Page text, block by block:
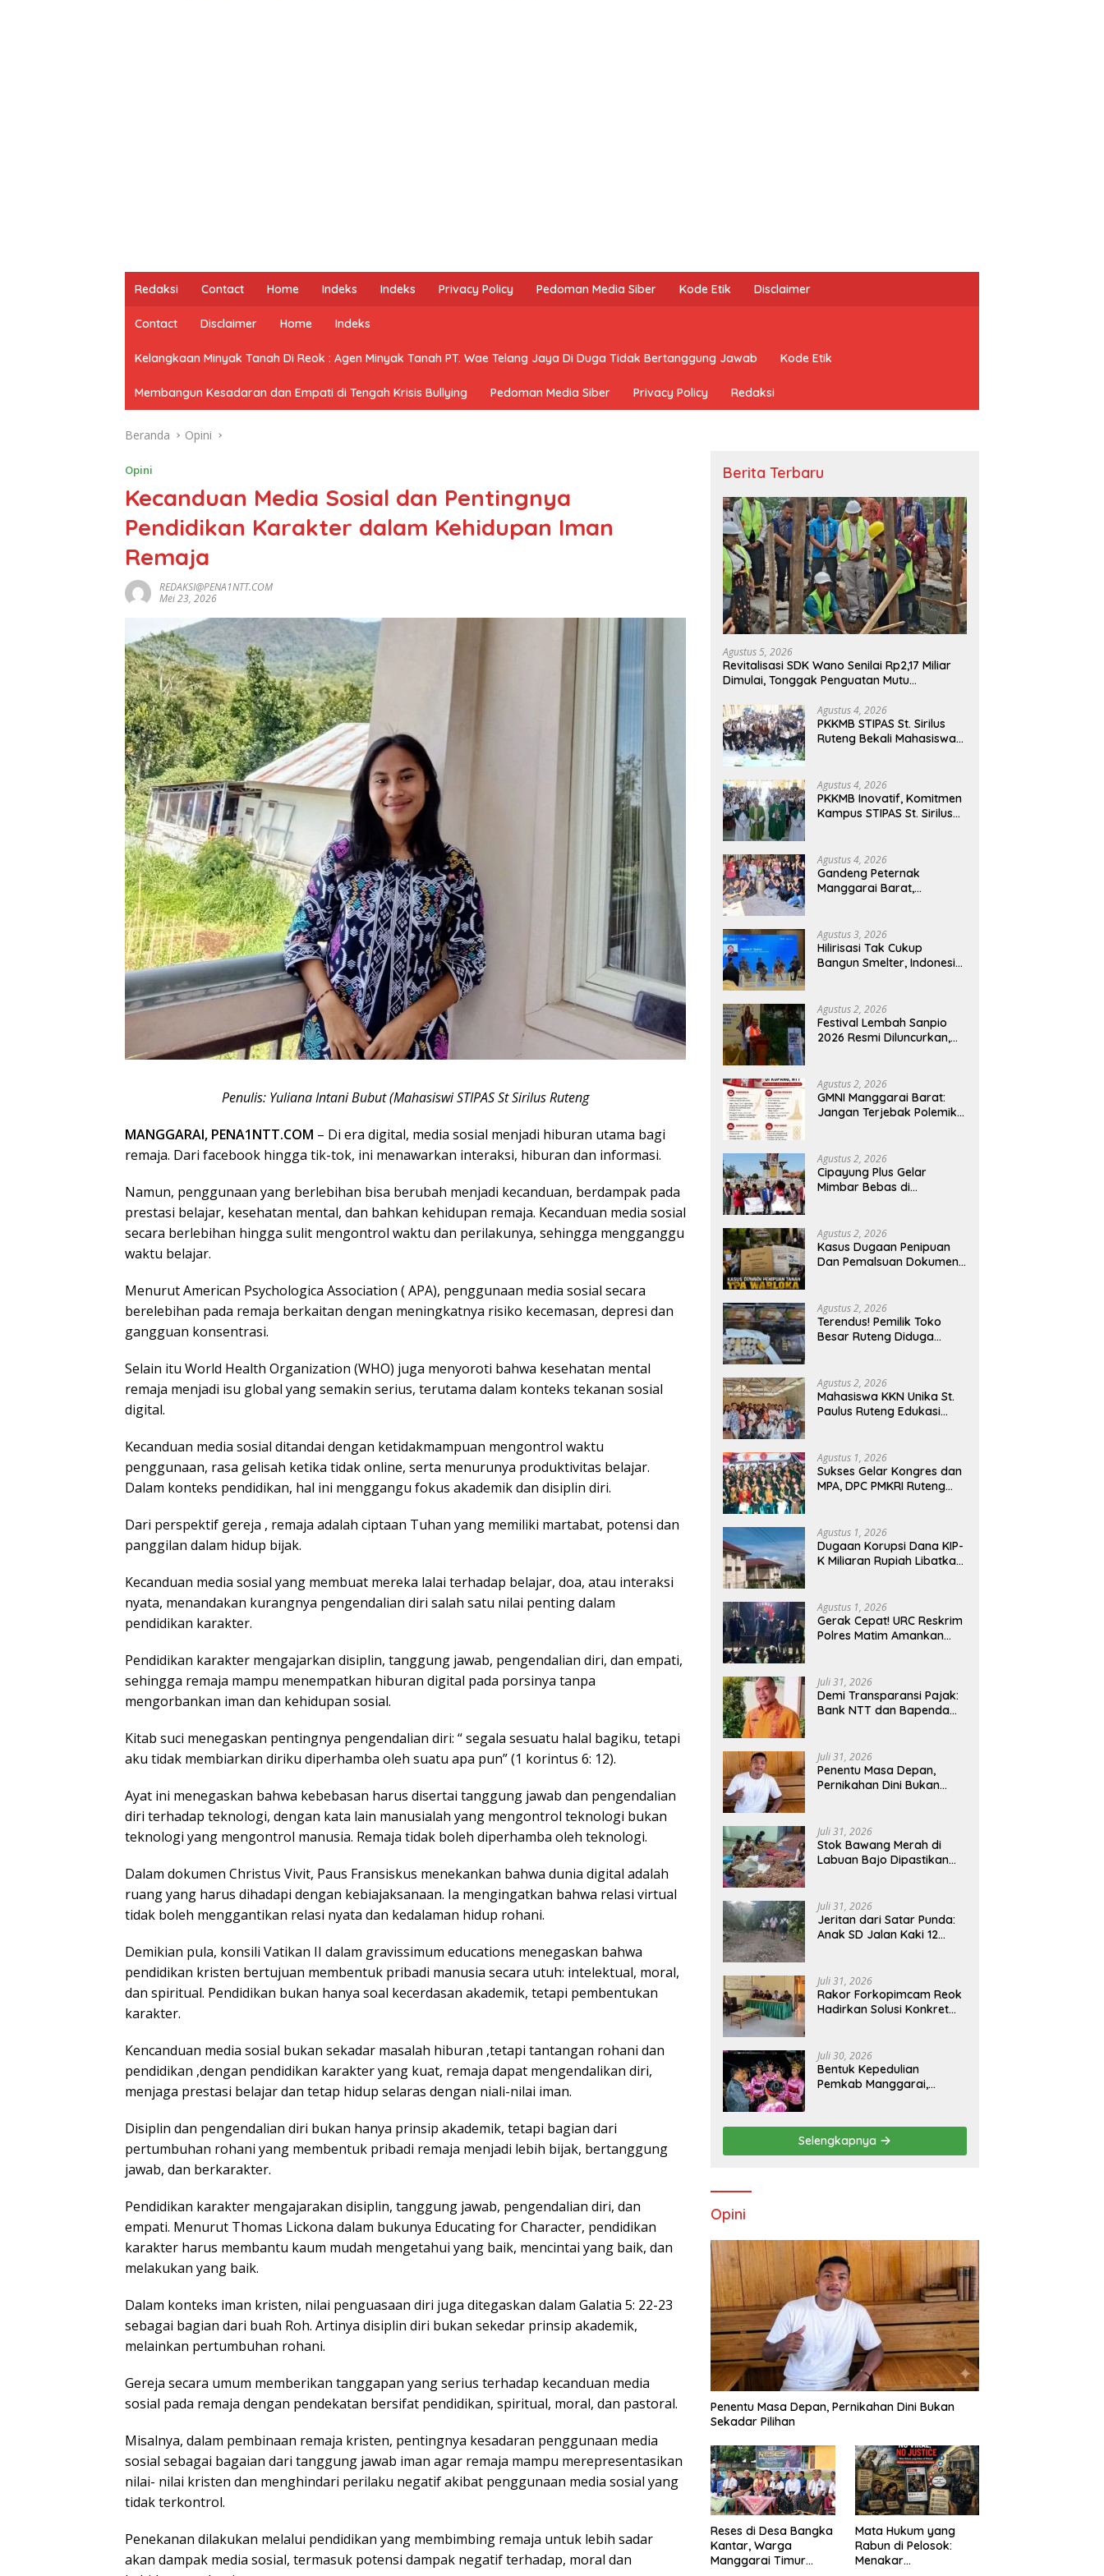
Redaksi Contact Home Indeks Indeks Privacy Policy Pedoman Media Siber Kode Etik Disclaimer
Contact Disclaimer Home Indeks
Kelangkaan Minyak Tanah Di Reok : Agen Minyak Tanah PT. Wae Telang Jaya Di Duga Tidak Bertanggung Jawab Kode Etik
Membangun Kesadaran dan Empati di Tengah Krisis Bullying Pedoman Media Siber Privacy Policy Redaksi
Beranda Opini
Opini
Kecanduan Media Sosial dan Pentingnya
Pendidikan Karakter dalam Kehidupan Iman
Remaja
REDAKSI@PENA1NTT.COM
Mei 23, 2026
Penulis: Yuliana Intani Bubut (Mahasiswi STIPAS St Sirilus Ruteng
MANGGARAI, PENA1NTT.COM – Di era digital, media sosial menjadi hiburan utama bagi
remaja. Dari facebook hingga tik-tok, ini menawarkan interaksi, hiburan dan informasi.
Namun, penggunaan yang berlebihan bisa berubah menjadi kecanduan, berdampak pada
prestasi belajar, kesehatan mental, dan bahkan kehidupan remaja. Kecanduan media sosial
secara berlebihan hingga sulit mengontrol waktu dan perilakunya, sehingga mengganggu
waktu belajar.
Menurut American Psychologica Association ( APA), penggunaan media sosial secara
berelebihan pada remaja berkaitan dengan meningkatnya risiko kecemasan, depresi dan
gangguan konsentrasi.
Selain itu World Health Organization (WHO) juga menyoroti bahwa kesehatan mental
remaja menjadi isu global yang semakin serius, terutama dalam konteks tekanan sosial
digital.
Kecanduan media sosial ditandai dengan ketidakmampuan mengontrol waktu
penggunaan, rasa gelisah ketika tidak online, serta menurunya produktivitas belajar.
Dalam konteks pendidikan, hal ini menggangu fokus akademik dan disiplin diri.
Dari perspektif gereja , remaja adalah ciptaan Tuhan yang memiliki martabat, potensi dan
panggilan dalam hidup bijak.
Kecanduan media sosial yang membuat mereka lalai terhadap belajar, doa, atau interaksi
nyata, menandakan kurangnya pengendalian diri salah satu nilai penting dalam
pendidikan karakter.
Pendidikan karakter mengajarkan disiplin, tanggung jawab, pengendalian diri, dan empati,
sehingga remaja mampu menempatkan hiburan digital pada porsinya tanpa
mengorbankan iman dan kehidupan sosial.
Kitab suci menegaskan pentingnya pengendalian diri: “ segala sesuatu halal bagiku, tetapi
aku tidak membiarkan diriku diperhamba oleh suatu apa pun” (1 korintus 6: 12).
Ayat ini menegaskan bahwa kebebasan harus disertai tanggung jawab dan pengendalian
diri terhadap teknologi, dengan kata lain manusialah yang mengontrol teknologi bukan
teknologi yang mengontrol manusia. Remaja tidak boleh diperhamba oleh teknologi.
Dalam dokumen Christus Vivit, Paus Fransiskus menekankan bahwa dunia digital adalah
ruang yang harus dihadapi dengan kebiajaksanaan. Ia mengingatkan bahwa relasi virtual
tidak boleh menggantikan relasi nyata dan kedalaman hidup rohani.
Demikian pula, konsili Vatikan II dalam gravissimum educations menegaskan bahwa
pendidikan kristen bertujuan membentuk pribadi manusia secara utuh: intelektual, moral,
dan spiritual. Pendidikan bukan hanya soal kecerdasan akademik, tetapi pembentukan
karakter.
Kencanduan media sosial bukan sekadar masalah hiburan ,tetapi tantangan rohani dan
pendidikan ,dengan pendidikan karakter yang kuat, remaja dapat mengendalikan diri,
menjaga prestasi belajar dan tetap hidup selaras dengan niali-nilai iman.
Disiplin dan pengendalian diri bukan hanya prinsip akademik, tetapi bagian dari
pertumbuhan rohani yang membentuk pribadi remaja menjadi lebih bijak, bertanggung
jawab, dan berkarakter.
Pendidikan karakter mengajarakan disiplin, tanggung jawab, pengendalian diri, dan
empati. Menurut Thomas Lickona dalam bukunya Educating for Character, pendidikan
karakter harus membantu kaum mudah mengetahui yang baik, mencintai yang baik, dan
melakukan yang baik.
Dalam konteks iman kristen, nilai penguasaan diri juga ditegaskan dalam Galatia 5: 22-23
sebagai bagian dari buah Roh. Artinya disiplin diri bukan sekedar prinsip akademik,
melainkan pertumbuhan rohani.
Gereja secara umum memberikan tanggapan yang serius terhadap kecanduan media
sosial pada remaja dengan pendekatan bersifat pendidikan, spiritual, moral, dan pastoral.
Misalnya, dalam pembinaan remaja kristen, pentingnya kesadaran penggunaan media
sosial sebagai bagaian dari tanggung jawab iman agar remaja mampu merepresentasikan
nilai- nilai kristen dan menghindari perilaku negatif akibat penggunaan media sosial yang
tidak terkontrol.
Penekanan dilakukan melalui pendidikan yang membimbing remaja untuk lebih sadar
akan dampak media sosial, termasuk potensi dampak negatif terhadap, moral dan
Berita Terbaru
Agustus 5, 2026
Revitalisasi SDK Wano Senilai Rp2,17 Miliar
Dimulai, Tonggak Penguatan Mutu
Agustus 4, 2026
PKKMB STIPAS St. Sirilus
Ruteng Bekali Mahasiswa
Organisasi
Agustus 4, 2026
PKKMB Inovatif, Komitmen
Kampus STIPAS St. Sirilus
Agustus 4, 2026
Gandeng Peternak
Manggarai Barat,
Pakan Fermentasi
Agustus 3, 2026
Hilirisasi Tak Cukup
Bangun Smelter, Indonesia
Agustus 2, 2026
Festival Lembah Sanpio
2026 Resmi Diluncurkan,
untuk Dukung Generasi
Berkarakter
Agustus 2, 2026
GMNI Manggarai Barat:
Jangan Terjebak Polemik
Berdampak bagi Rakyat
Agustus 2, 2026
Cipayung Plus Gelar
Mimbar Bebas di
Penyematan Gelar “Raja
Timor” kepada Jokowi
Agustus 2, 2026
Kasus Dugaan Penipuan
Dan Pemalsuan Dokumen
Gelar Perkara,
Penyelidikan Polres
Manggarai Barat
Agustus 2, 2026
Terendus! Pemilik Toko
Besar Ruteng Diduga
Flores
Agustus 2, 2026
Mahasiswa KKN Unika St.
Paulus Ruteng Edukasi
Galong, Kota Komba
Utara
Agustus 1, 2026
Sukses Gelar Kongres dan
MPA, DPC PMKRI Ruteng
Agustus 1, 2026
Dugaan Korupsi Dana KIP-
K Miliaran Rupiah Libatkan
Agustus 1, 2026
Gerak Cepat! URC Reskrim
Polres Matim Amankan
Golo Kantar
Juli 31, 2026
​Demi Transparansi Pajak:
Bank NTT dan Bapenda
Juli 31, 2026
Penentu Masa Depan,
Pernikahan Dini Bukan
Juli 31, 2026
Stok Bawang Merah di
Labuan Bajo Dipastikan
Masyarakat Apresiasi
Peran Ninonk
Juli 31, 2026
Jeritan dari Satar Punda:
Anak SD Jalan Kaki 12
Sekolah, Warga Desak
Bupati Manggarai Timur
Bertindak
Juli 31, 2026
Rakor Forkopimcam Reok
Hadirkan Solusi Konkret
Juli 30, 2026
Bentuk Kepedulian
Pemkab Manggarai,
Jamda X NTT dan Titip
Pesan Jati Diri
Selengkapnya
Opini
Penentu Masa Depan, Pernikahan Dini Bukan
Sekadar Pilihan
Reses di Desa Bangka
Kantar, Warga
Manggarai Timur
Mata Hukum yang
Rabun di Pelosok:
Menakar